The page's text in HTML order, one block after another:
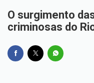
O surgimento
criminosas do